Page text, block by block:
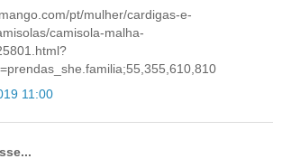
pt/mulher/cardigas-e-
camisola-malha-
11:00